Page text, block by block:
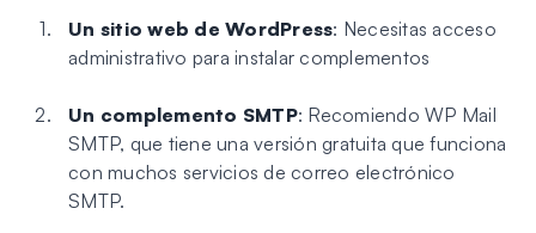
Un sitio web de WordPress: Necesitas acceso
administrativo para instalar complementos
Un complemento SMTP: Recomiendo WP Mail
SMTP, que tiene una versión gratuita que funciona
con muchos servicios de correo electrónico
SMTP.